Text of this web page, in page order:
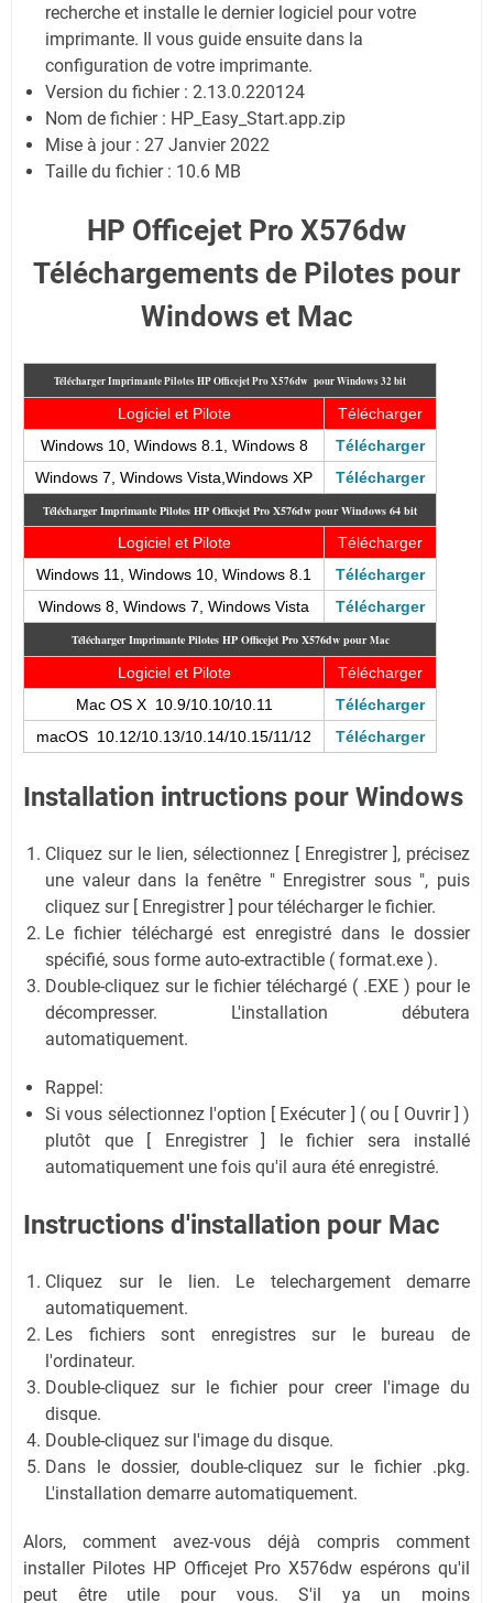
recherche et installe le dernier logiciel pour votre
imprimante. Il vous guide ensuite dans la
configuration de votre imprimante.
Version du fichier : 2.13.0.220124
Nom de fichier : HP_Easy_Start.app.zip
Mise à jour : 27 Janvier 2022
Taille du fichier : 10.6 MB
HP Officejet Pro X576dw
Téléchargements de Pilotes pour
Windows et Mac
Télécharger Imprimante Pilotes HP Officejet Pro X576dw pour Windows 32 bit
Logiciel et Pilote
Télécharger
Windows 10, Windows 8.1, Windows 8
Télécharger
Windows 7, Windows Vista,Windows XP
Télécharger
Télécharger Imprimante Pilotes HP Officejet Pro X576dw pour Windows 64 bit
Logiciel et Pilote
Télécharger
Windows 11, Windows 10, Windows 8.1
Télécharger
Windows 8, Windows 7, Windows Vista
Télécharger
Télécharger Imprimante Pilotes HP Officejet Pro X576dw pourMac
Logiciel et Pilote
Télécharger
Mac OS X 10.9/10.10/10.11
Télécharger
macOS 10.12/10.13/10.14/10.15/11/12
Télécharger
Installation intructions pour Windows
Cliquez sur le lien, sélectionnez [ Enregistrer ], précisez
une valeur dans la fenêtre " Enregistrer sous ", puis
cliquez sur [ Enregistrer ] pour télécharger le fichier.
Le fichier téléchargé est enregistré dans le dossier
spécifié, sous forme auto-extractible ( format.exe ).
Double-cliquez sur le fichier téléchargé ( .EXE ) pour le
décompresser. L'installation débutera
automatiquement.
Rappel:
Si vous sélectionnez l'option [ Exécuter ] ( ou [ Ouvrir ] )
plutôt que [ Enregistrer ] le fichier sera installé
automatiquement une fois qu'il aura été enregistré.
Instructions d'installation pour Mac
Cliquez sur le lien. Le telechargement demarre
automatiquement.
Les fichiers sont enregistres sur le bureau de
l'ordinateur.
Double-cliquez sur le fichier pour creer l'image du
disque.
Double-cliquez sur l'image du disque.
Dans le dossier, double-cliquez sur le fichier .pkg.
L'installation demarre automatiquement.
Alors, comment avez-vous déjà compris comment
installer Pilotes HP Officejet Pro X576dw espérons qu'il
peut être utile pour vous. S'il ya un moins